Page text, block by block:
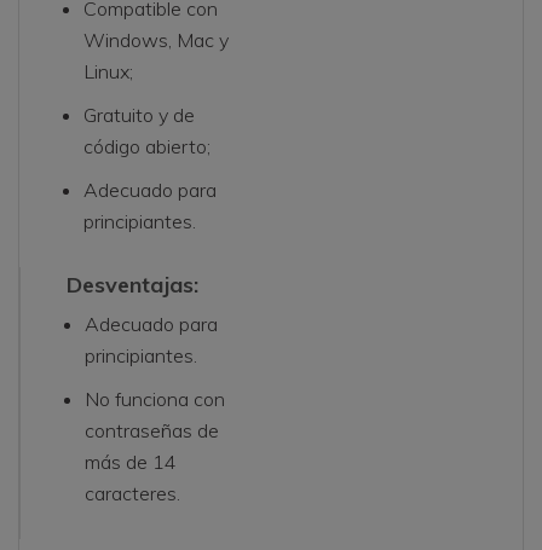
Compatible con
Windows, Mac y
Linux;
Gratuito y de
código abierto;
Adecuado para
principiantes.
Desventajas:
Adecuado para
principiantes.
No funciona con
contraseñas de
más de 14
caracteres.